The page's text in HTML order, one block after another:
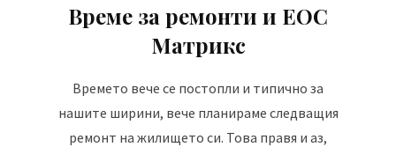
Време за ремонти и ЕОС
Матрикс
Времето вече се постопли и типично за
нашите ширини, вече планираме следващия
ремонт на жилището си. Това правя и аз,